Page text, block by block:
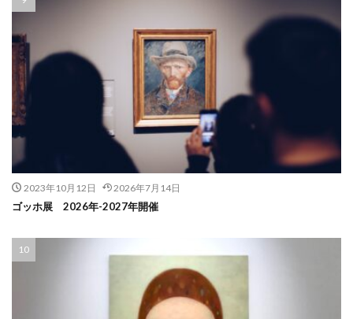
2023年10月12日 2026年7月14日
ゴッホ展 2026年-2027年開催